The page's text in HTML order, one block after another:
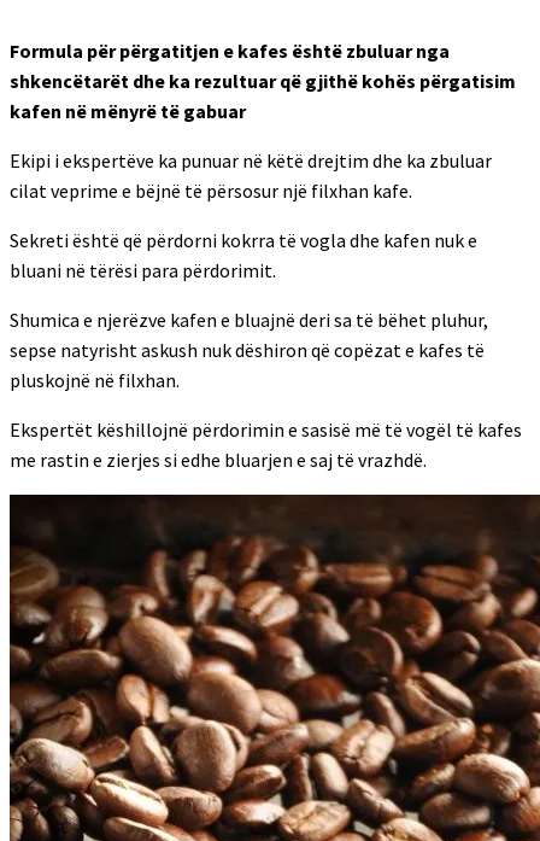
Formula për përgatitjen e kafes është zbuluar nga
shkencëtarët dhe ka rezultuar që gjithë kohës përgatisim
kafen në mënyrë të gabuar
Ekipi i ekspertëve ka punuar në këtë drejtim dhe ka zbuluar
cilat veprime e bëjnë të përsosur një filxhan kafe.
Sekreti është që përdorni kokrra të vogla dhe kafen nuk e
bluani në tërësi para përdorimit.
Shumica e njerëzve kafen e bluajnë deri sa të bëhet pluhur,
sepse natyrisht askush nuk dëshiron që copëzat e kafes të
pluskojnë në filxhan.
Ekspertët këshillojnë përdorimin e sasisë më të vogël të kafes
me rastin e zierjes si edhe bluarjen e saj të vrazhdë.